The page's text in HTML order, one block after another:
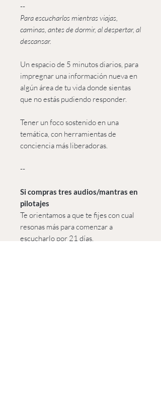
--
Para escucharlos mientras viajas,
caminas, antes de dormir, al despertar, al
descansar.
Un espacio de 5 minutos diarios, para
impregnar una información nueva en
algún área de tu vida donde sientas
que no estás pudiendo responder.
Tener un foco sostenido en una
temática, con herramientas de
conciencia más liberadoras.
--
Si compras tres audios/mantras en
pilotajes
Te orientamos a que te fijes con cual
resonas más para comenzar a
escucharlo por 21 días.